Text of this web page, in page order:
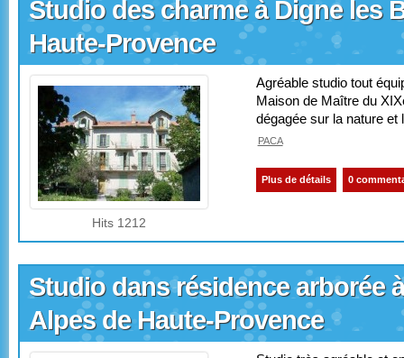
Studio des charme à Digne les
Haute-Provence
Hits 1212
Agréable studio tout
Maison de Maître du
dégagée sur la nature
PACA
Plus de détails 0
Studio dans résidence arborée
Alpes de Haute-Provence